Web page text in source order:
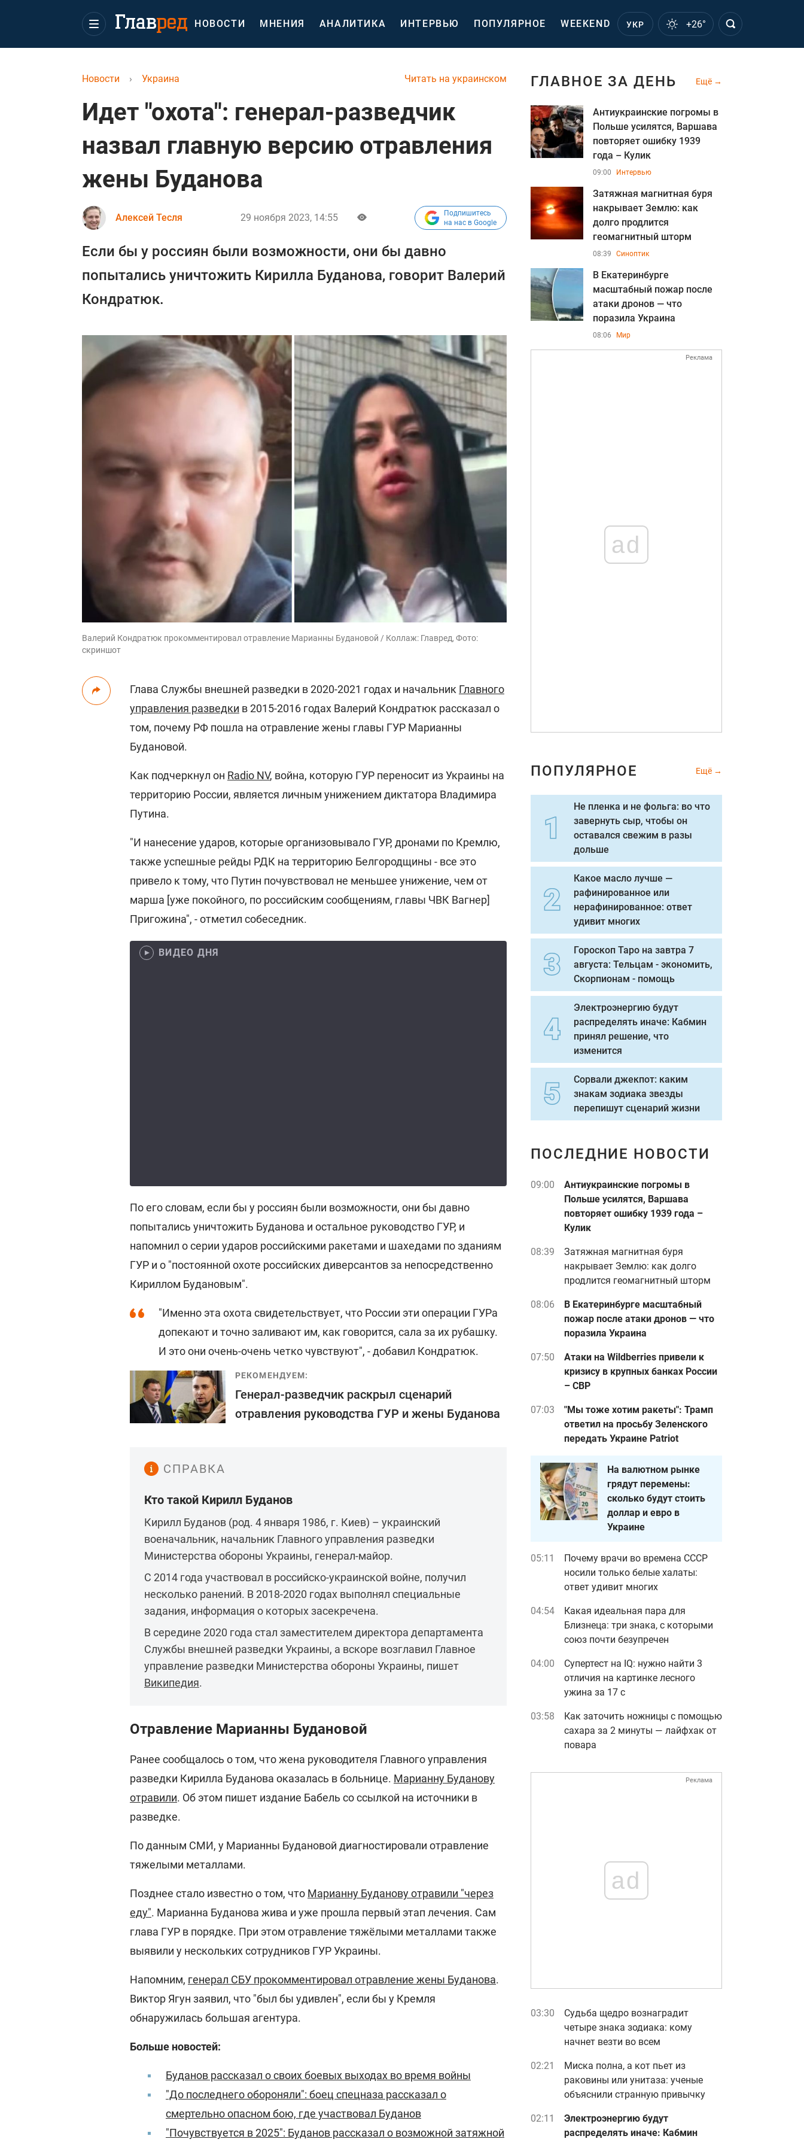
НОВОСТИ МНЕНИЯ АНАЛИТИКА ИНТЕРВЬЮ ПОПУЛЯРНОЕ WEEKEND УКР +26°
Читать на украинском
Новости › Украина
Идет "охота": генерал-разведчик
назвал главную версию отравления
жены Буданова
Алексей Тесля 29 ноября 2023, 14:55
Подпишитесь
на нас в Google
Если бы у россиян были возможности, они бы давно
попытались уничтожить Кирилла Буданова, говорит Валерий
Кондратюк.
Валерий Кондратюк прокомментировал отравление Марианны Будановой / Коллаж: Главред, Фото:
скриншот
Глава Службы внешней разведки в 2020-2021 годах и начальник Главного
управления разведки в 2015-2016 годах Валерий Кондратюк рассказал о
том, почему РФ пошла на отравление жены главы ГУР Марианны
Будановой.
Как подчеркнул он Radio NV, война, которую ГУР переносит из Украины на
территорию России, является личным унижением диктатора Владимира
Путина.
"И нанесение ударов, которые организовывало ГУР, дронами по Кремлю,
также успешные рейды РДК на территорию Белгородщины - все это
привело к тому, что Путин почувствовал не меньшее унижение, чем от
марша [уже покойного, по российским сообщениям, главы ЧВК Вагнер]
Пригожина", - отметил собеседник.
ВИДЕО ДНЯ
По его словам, если бы у россиян были возможности, они бы давно
попытались уничтожить Буданова и остальное руководство ГУР, и
напомнил о серии ударов российскими ракетами и шахедами по зданиям
ГУР и о "постоянной охоте российских диверсантов за непосредственно
Кириллом Будановым".
"Именно эта охота свидетельствует, что России эти операции ГУРа
допекают и точно заливают им, как говорится, сала за их рубашку.
И это они очень-очень четко чувствуют", - добавил Кондратюк.
РЕКОМЕНДУЕМ:
Генерал-разведчик раскрыл сценарий
отравления руководства ГУР и жены Буданова
СПРАВКА
Кто такой Кирилл Буданов
Кирилл Буданов (род. 4 января 1986, г. Киев) – украинский
военачальник, начальник Главного управления разведки
Министерства обороны Украины, генерал-майор.
С 2014 года участвовал в российско-украинской войне, получил
несколько ранений. В 2018-2020 годах выполнял специальные
задания, информация о которых засекречена.
В середине 2020 года стал заместителем директора департамента
Службы внешней разведки Украины, а вскоре возглавил Главное
управление разведки Министерства обороны Украины, пишет
Википедия.
Отравление Марианны Будановой
Ранее сообщалось о том, что жена руководителя Главного управления
разведки Кирилла Буданова оказалась в больнице. Марианну Буданову
отравили. Об этом пишет издание Бабель со ссылкой на источники в
разведке.
По данным СМИ, у Марианны Будановой диагностировали отравление
тяжелыми металлами.
Позднее стало известно о том, что Марианну Буданову отравили "через
еду". Марианна Буданова жива и уже прошла первый этап лечения. Сам
глава ГУР в порядке. При этом отравление тяжёлыми металлами также
выявили у нескольких сотрудников ГУР Украины.
Напомним, генерал СБУ прокомментировал отравление жены Буданова.
Виктор Ягун заявил, что "был бы удивлен", если бы у Кремля
обнаружилась большая агентура.
Больше новостей:
Буданов рассказал о своих боевых выходах во время войны
"До последнего обороняли": боец спецназа рассказал о
смертельно опасном бою, где участвовал Буданов
"Почувствуется в 2025": Буданов рассказал о возможной затяжной
ГЛАВНОЕ ЗА ДЕНЬ Ещё
Антиукраинские погромы в
Польше усилятся, Варшава
повторяет ошибку 1939
года – Кулик
09:00 Интервью
Затяжная магнитная буря
накрывает Землю: как
долго продлится
геомагнитный шторм
08:39 Синоптик
В Екатеринбурге
масштабный пожар после
атаки дронов — что
поразила Украина
08:06 Мир
Реклама
ad
ПОПУЛЯРНОЕ Ещё
Не пленка и не фольга: во что
завернуть сыр, чтобы он
оставался свежим в разы
дольше
Какое масло лучше —
рафинированное или
нерафинированное: ответ
удивит многих
Гороскоп Таро на завтра 7
августа: Тельцам - экономить,
Скорпионам - помощь
Электроэнергию будут
распределять иначе: Кабмин
принял решение, что
изменится
Сорвали джекпот: каким
знакам зодиака звезды
перепишут сценарий жизни
ПОСЛЕДНИЕ НОВОСТИ
09:00
Антиукраинские погромы в
Польше усилятся, Варшава
повторяет ошибку 1939 года –
Кулик
08:39
Затяжная магнитная буря
накрывает Землю: как долго
продлится геомагнитный шторм
08:06
В Екатеринбурге масштабный
пожар после атаки дронов — что
поразила Украина
07:50
Атаки на Wildberries привели к
кризису в крупных банках России
– СВР
07:03
"Мы тоже хотим ракеты": Трамп
ответил на просьбу Зеленского
передать Украине Patriot
На валютном рынке
грядут перемены:
сколько будут стоить
доллар и евро в
Украине
05:11
Почему врачи во времена СССР
носили только белые халаты:
ответ удивит многих
04:54
Какая идеальная пара для
Близнеца: три знака, с которыми
союз почти безупречен
04:00
Супертест на IQ: нужно найти 3
отличия на картинке лесного
ужина за 17 с
03:58
Как заточить ножницы с помощью
сахара за 2 минуты — лайфхак от
повара
Реклама
ad
03:30
Судьба щедро вознаградит
четыре знака зодиака: кому
начнет везти во всем
02:21
Миска полна, а кот пьет из
раковины или унитаза: ученые
объяснили странную привычку
02:11
Электроэнергию будут
распределять иначе: Кабмин